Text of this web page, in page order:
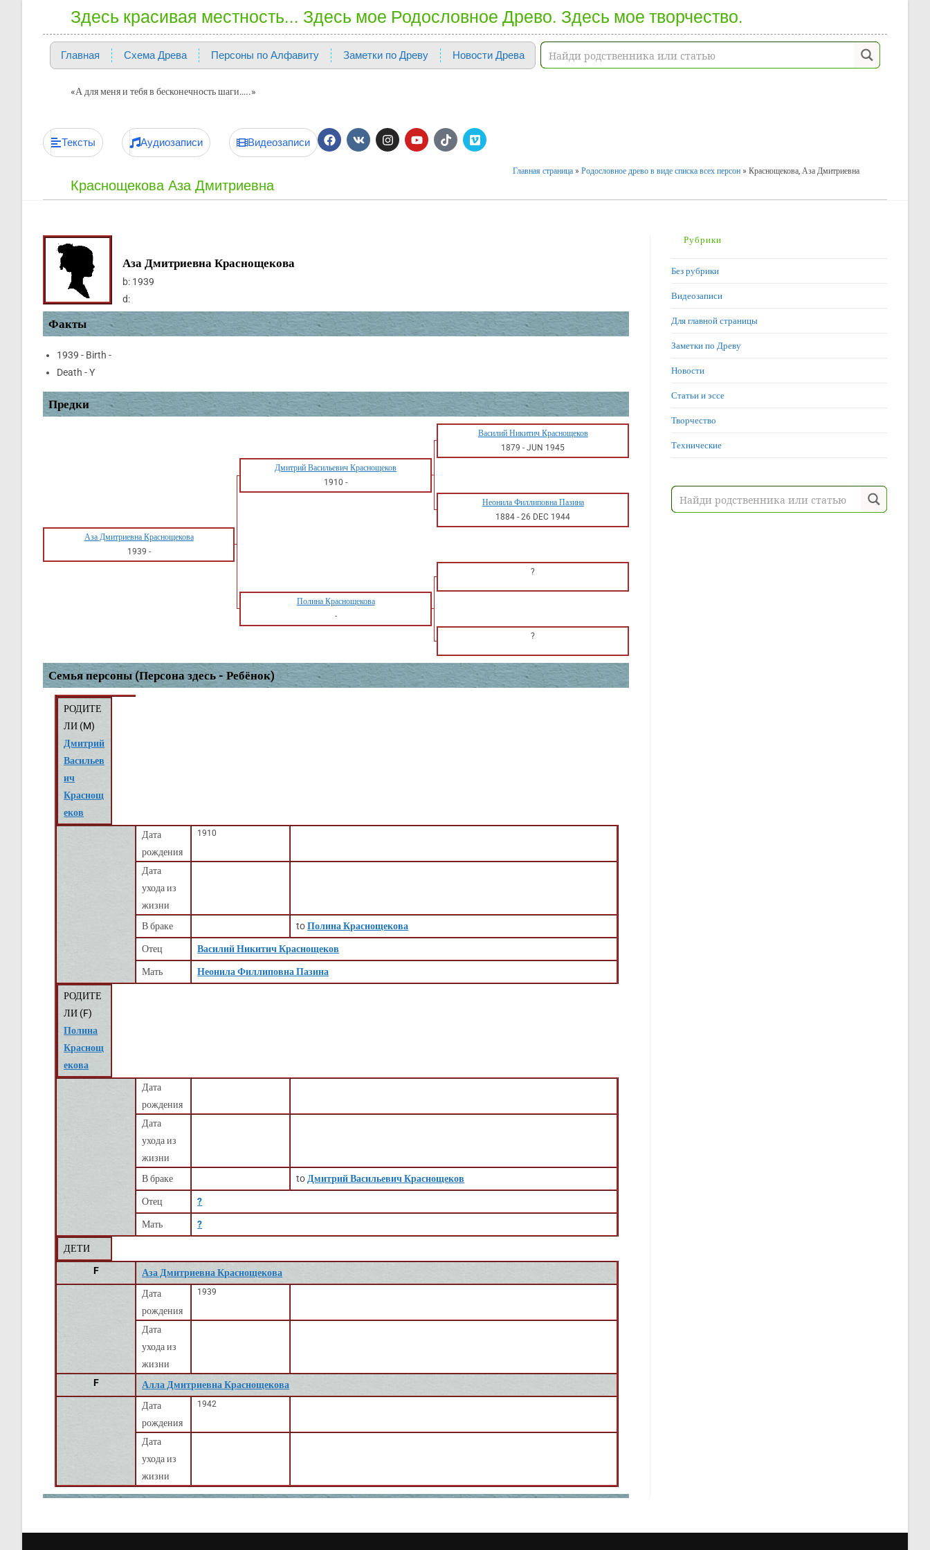
Здесь красивая местность... Здесь мое Родословное Древо. Здесь мое творчество.
Главная Схема Древа Персоны по Алфавиту Заметки по Древу Новости Древа
«А для меня и тебя в бесконечность шаги…..»
Тексты Аудиозаписи Видеозаписи
Главная страница » Родословное древо в виде списка всех персон » Краснощекова, Аза Дмитриевна
Краснощекова Аза Дмитриевна
Аза Дмитриевна Краснощекова
b: 1939
d:
Факты
1939 - Birth -
Death - Y
Предки
Василий Никитич Краснощеков
1879 -JUN 1945
Дмитрий Васильевич Краснощеков
1910 -
Неонила Филлиповна Пазина
1884 -26 DEC 1944
Аза Дмитриевна Краснощекова
1939 -
?
Полина Краснощекова
-
?
Семья персоны (Персона здесь - Ребёнок)
РОДИТЕ
ЛИ (M)
Дмитрий
Васильев
ич
Краснощ
еков
Дата
рождения
1910
Дата
ухода из
жизни
В браке
toПолина Краснощекова
Отец Василий Никитич Краснощеков
Мать Неонила Филлиповна Пазина
РОДИТЕ
ЛИ (F)
Полина
Краснощ
екова
Дата
рождения
Дата
ухода из
жизни
В браке
to Дмитрий Васильевич Краснощеков
Отец ?
Мать ?
ДЕТИ
F
Аза Дмитриевна Краснощекова
Дата
рождения
1939
Дата
ухода из
жизни
F
Алла Дмитриевна Краснощекова
Дата
рождения
1942
Дата
ухода из
жизни
Рубрики
Без рубрики
Видеозаписи
Для главной страницы
Заметки по Древу
Новости
Статьи и эссе
Творчество
Технические